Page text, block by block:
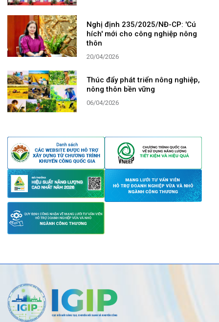
Nghị định 235/2025/NĐ-CP: 'Cú
hích' mới cho công nghiệp nông
thôn
20/04/2026
Thúc đẩy phát triển nông nghiệp,
nông thôn bền vững
06/04/2026